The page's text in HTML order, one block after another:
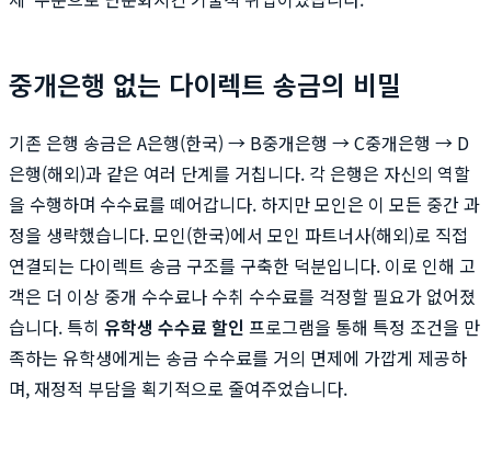
중개은행 없는 다이렉트 송금의 비밀
기존 은행 송금은 A은행(한국) → B중개은행 → C중개은행 → D
은행(해외)과 같은 여러 단계를 거칩니다. 각 은행은 자신의 역할
을 수행하며 수수료를 떼어갑니다. 하지만 모인은 이 모든 중간 과
정을 생략했습니다. 모인(한국)에서 모인 파트너사(해외)로 직접
연결되는 다이렉트 송금 구조를 구축한 덕분입니다. 이로 인해 고
객은 더 이상 중개 수수료나 수취 수수료를 걱정할 필요가 없어졌
습니다. 특히 유학생 수수료 할인 프로그램을 통해 특정 조건을 만
족하는 유학생에게는 송금 수수료를 거의 면제에 가깝게 제공하
며, 재정적 부담을 획기적으로 줄여주었습니다.